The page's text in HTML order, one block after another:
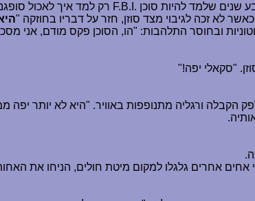
שנים שלמד להיות סוכן F.B.I. רק למד איך לאכול
לא זכה לגיבוי מצד סוזן, חזר על דבריו בחוזקה "
ובחוסר התלהבות: "הו, הסוכן פקס מודם,
"סקאלי יפה!"
ורגליה מתנופפות באוויר. "היא לא יותר יפה
אחרים גלגלו למקום מיטת חולים, הניחו את